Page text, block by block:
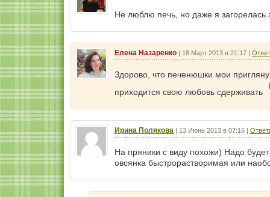
Не люблю печь, но даже я загорелась
Елена Назаренко 18 Март 2013 в 21:17
Здорово, что печенюшки мои
приходится свою любовь сдерживать
Ирина Полякова 13 Июнь 2013 в 07:16
На пряники с виду похожи) Надо
овсянка быстрорастворимая или